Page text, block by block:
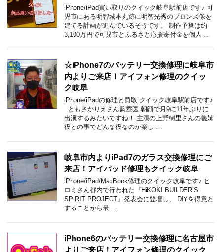
iPhone/iPad買い取りのクイック岐阜駅前店です♪ 可
児市にある明智城本丸跡に明智光秀のブロンズ像を
建てる計画が進んでいるそうです。 制作予算は約
3,100万円で可児市とふるさと応援寄付金を個人 …
☆iPhone7のバッテリー交換修理に岐阜市
内よりご来店！アイフォン修理のクイッ
ク岐阜
iPhone/iPadの修理と買取 クイック岐阜駅前店です♪
ともさかりえさん監察医 朝顔で月9に11年ぶりに
出演するみたいですね！ 主演の上野樹里さんの義姉
役との事でどんな役なのか楽し …
岐阜市内よりiPad7のガラス交換修理にご
来店！アイパッド修理もクイック岐阜
iPhone/iPad/MacBook修理のクイック岐阜です♪ ヒ
ロミさん都内で行われた『HiKOKI BUILDER’S
SPIRIT PROJECT』発表会に登壇し、 DIYを得意と
することから最 …
iPhone6のバッテリー交換修理に名古屋市
よりご来店！アイフォン修理のクイック